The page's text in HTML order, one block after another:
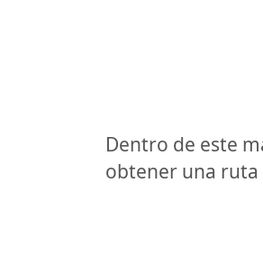
Dentro de este
obtener una ruta